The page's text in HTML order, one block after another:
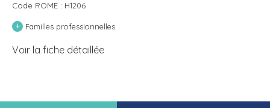
Code ROME : H1206
+ Familles professionnelles
Voir la fiche détaillée